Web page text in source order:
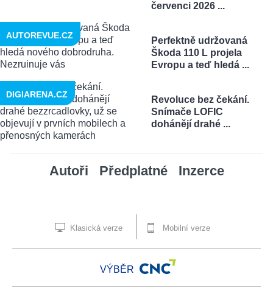
červenci 2026 ...
Perfektně udržovaná
Škoda 110 L projela
Evropu a teď hledá ...
AUTOREVUE.CZ
Revoluce bez čekání.
Snímače LOFIC
dohánějí drahé ...
DIGIARENA.CZ
Autoři Předplatné Inzerce
Klasická verze Mobilní verze
VÝBĚR